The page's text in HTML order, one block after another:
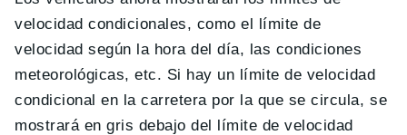
velocidad condicionales, como el límite de
velocidad según la hora del día, las condiciones
meteorológicas, etc. Si hay un límite de velocidad
condicional en la carretera por la que se circula, se
mostrará en gris debajo del límite de velocidad